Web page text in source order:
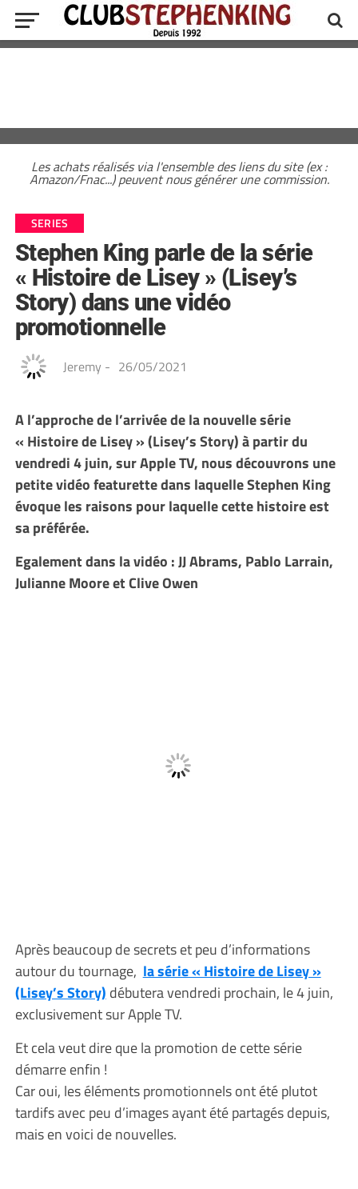
Les achats réalisés via l'ensemble des liens du site (ex :
Amazon/Fnac...) peuvent nous générer une commission.
SERIES
Stephen King parle de la série
« Histoire de Lisey » (Lisey’s
Story) dans une vidéo
promotionnelle
Jeremy - 26/05/2021
A l’approche de l’arrivée de la nouvelle série
« Histoire de Lisey » (Lisey’s Story) à partir du
vendredi 4 juin, sur Apple TV, nous découvrons une
petite vidéo featurette dans laquelle Stephen King
évoque les raisons pour laquelle cette histoire est
sa préférée.
Egalement dans la vidéo : JJ Abrams, Pablo Larrain,
Julianne Moore et Clive Owen
Après beaucoup de secrets et peu d’informations
autour du tournage, la série « Histoire de Lisey »
(Lisey’s Story) débutera vendredi prochain, le 4 juin,
exclusivement sur Apple TV.
Et cela veut dire que la promotion de cette série
démarre enfin !
Car oui, les éléments promotionnels ont été plutot
tardifs avec peu d’images ayant été partagés depuis,
mais en voici de nouvelles.